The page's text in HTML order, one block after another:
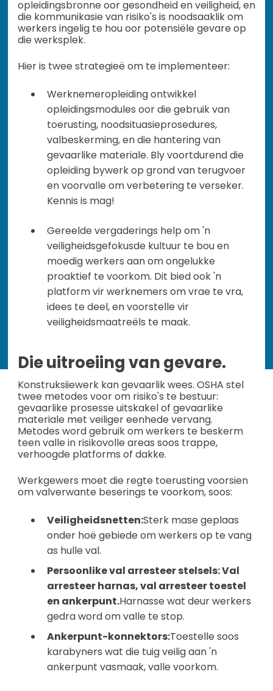
opleidingsbronne oor gesondheid en veiligheid, en
die kommunikasie van risiko's is noodsaaklik om
werkers ingelig te hou oor potensiële gevare op
die werksplek.
Hier is twee strategieë om te implementeer:
Werknemeropleiding ontwikkel
opleidingsmodules oor die gebruik van
toerusting, noodsituasieprosedures,
valbeskerming, en die hantering van
gevaarlike materiale. Bly voortdurend die
opleiding bywerk op grond van terugvoer
en voorvalle om verbetering te verseker.
Kennis is mag!
Gereelde vergaderings help om 'n
veiligheidsgefokusde kultuur te bou en
moedig werkers aan om ongelukke
proaktief te voorkom. Dit bied ook 'n
platform vir werknemers om vrae te vra,
idees te deel, en voorstelle vir
veiligheidsmaatreëls te maak.
Die uitroeiing van gevare.
Konstruksiiewerk kan gevaarlik wees. OSHA stel
twee metodes voor om risiko's te bestuur:
gevaarlike prosesse uitskakel of gevaarlike
materiale met veiliger eenhede vervang.
Metodes word gebruik om werkers te beskerm
teen valle in risikovolle areas soos trappe,
verhoogde platforms of dakke.
Werkgewers moet die regte toerusting voorsien
om valverwante beserings te voorkom, soos:
Veiligheidsnetten:Sterk mase geplaas
onder hoë gebiede om werkers op te vang
as hulle val.
Persoonlike val arresteer stelsels: Val
arresteer harnas, val arresteer toestel
en ankerpunt.Harnasse wat deur werkers
gedra word om valle te stop.
Ankerpunt-konnektors:Toestelle soos
karabyners wat die tuig veilig aan 'n
ankerpunt vasmaak, valle voorkom.